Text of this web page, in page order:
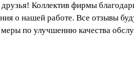
Коллектив фирмы
о нашей работе. Все отзывы
по улучшению качества